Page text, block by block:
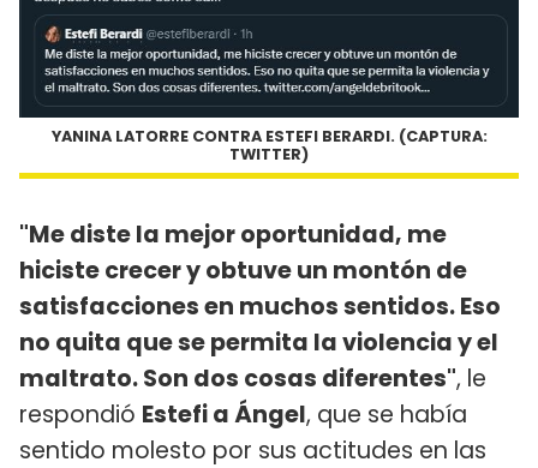
YANINA LATORRE CONTRA ESTEFI BERARDI. (CAPTURA:
TWITTER)
"Me diste la mejor oportunidad, me
hiciste crecer y obtuve un montón de
satisfacciones en muchos sentidos. Eso
no quita que se permita la violencia y el
maltrato. Son dos cosas diferentes", le
respondió Estefi a Ángel, que se había
sentido molesto por sus actitudes en las